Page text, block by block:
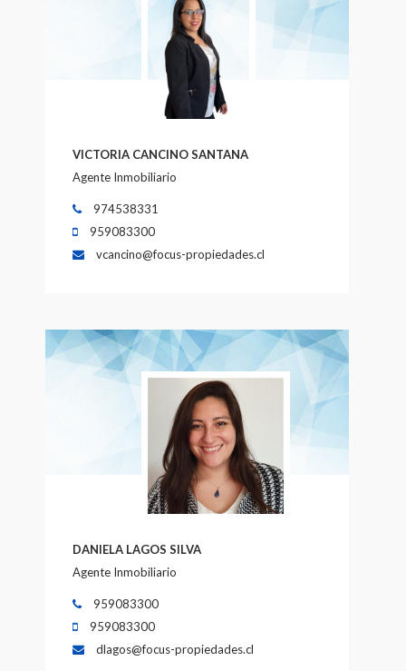
VICTORIA CANCINO SANTANA
Agente Inmobiliario
974538331
959083300
vcancino@focus-propiedades.cl
DANIELA LAGOS SILVA
Agente Inmobiliario
959083300
959083300
dlagos@focus-propiedades.cl